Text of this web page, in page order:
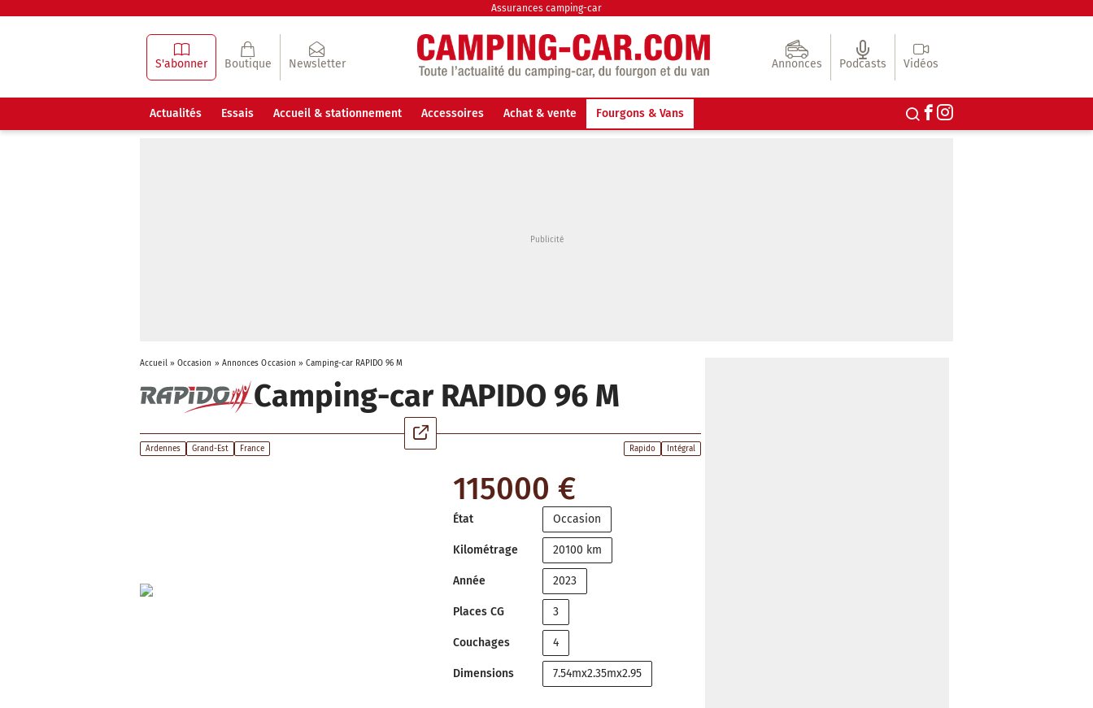
Assurances camping-car
S'abonner Boutique Newsletter Annonces Podcasts Vidéos
Actualités Essais Accueil & stationnement Accessoires Achat & vente Fourgons & Vans
Accueil» Occasion » Annonces Occasion »Camping-car RAPIDO 96 M
Camping-car RAPIDO 96 M
Ardennes Grand-Est France Rapido Intégral
115000 €
État Occasion
Kilométrage 20100 km
Année 2023
Places CG 3
Couchages 4
Dimensions 7.54mx2.35mx2.95